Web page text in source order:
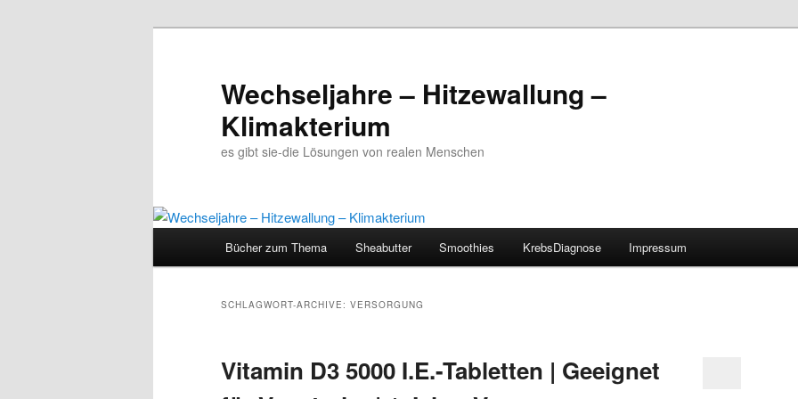
Wechseljahre – Hitzewallung –
Klimakterium
es gibt sie-die Lösungen von realen Menschen
Zum
Zum
wechseln
Bücher zum Thema Sheabutter Smoothies KrebsDiagnose Impressum
SCHLAGWORT-ARCHIVE: VERSORGUNG
Vitamin D3 5000 I.E.-Tabletten | Geeignet